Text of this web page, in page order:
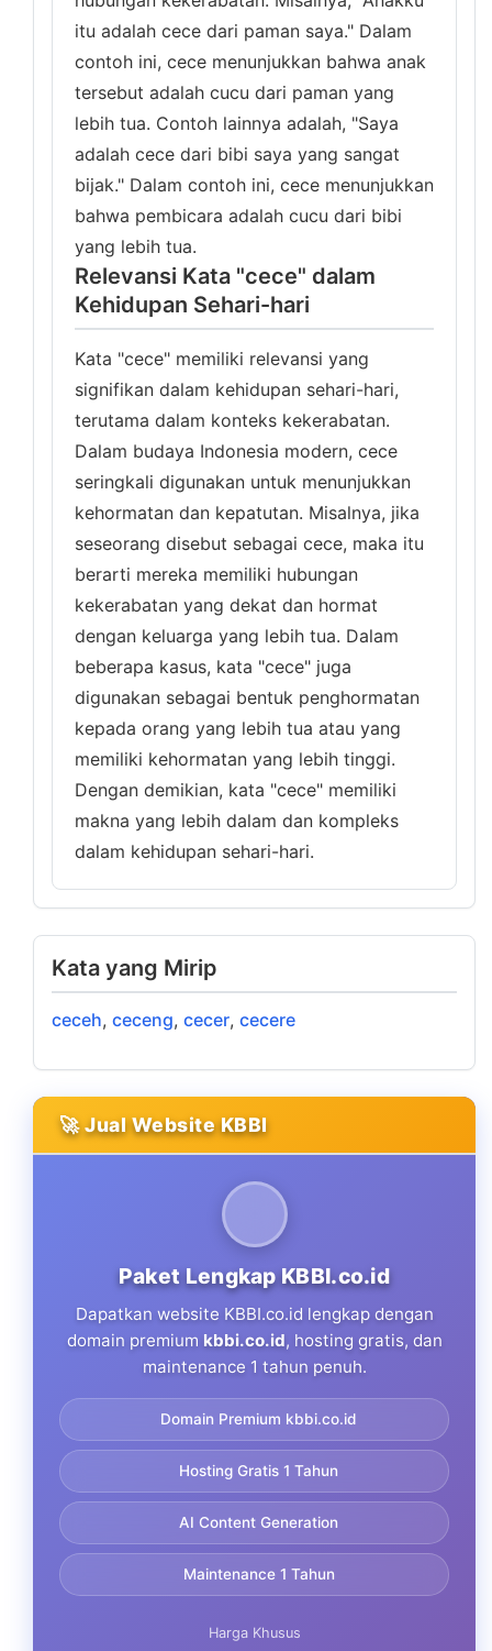
itu adalah cece dari paman saya." Dalam
contoh ini, cece menunjukkan bahwa anak
tersebut adalah cucu dari paman yang
lebih tua. Contoh lainnya adalah, "Saya
adalah cece dari bibi saya yang sangat
bijak." Dalam contoh ini, cece menunjukkan
bahwa pembicara adalah cucu dari bibi
yang lebih tua.
Relevansi Kata "cece" dalam
Kehidupan Sehari-hari
Kata "cece" memiliki relevansi yang
signifikan dalam kehidupan sehari-hari,
terutama dalam konteks kekerabatan.
Dalam budaya Indonesia modern, cece
seringkali digunakan untuk menunjukkan
kehormatan dan kepatutan. Misalnya, jika
seseorang disebut sebagai cece, maka itu
berarti mereka memiliki hubungan
kekerabatan yang dekat dan hormat
dengan keluarga yang lebih tua. Dalam
beberapa kasus, kata "cece" juga
digunakan sebagai bentuk penghormatan
kepada orang yang lebih tua atau yang
memiliki kehormatan yang lebih tinggi.
Dengan demikian, kata "cece" memiliki
makna yang lebih dalam dan kompleks
dalam kehidupan sehari-hari.
Kata yang Mirip
ceceh, ceceng, cecer, cecere
🚀 Jual Website KBBI
Paket Lengkap KBBI.co.id
Dapatkan website KBBI.co.id lengkap dengan
domain premium kbbi.co.id, hosting gratis, dan
maintenance 1 tahun penuh.
Domain Premium kbbi.co.id
Hosting Gratis 1 Tahun
AI Content Generation
Maintenance 1 Tahun
Harga Khusus